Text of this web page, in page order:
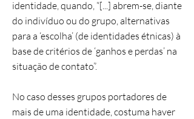
identidade, quando, “[...] abrem-se, diante
do indivíduo ou do grupo, alternativas
para a ‘escolha’ (de identidades étnicas) à
base de critérios de ‘ganhos e perdas’ na
situação de contato”.
No caso desses grupos portadores de
mais de uma identidade, costuma haver